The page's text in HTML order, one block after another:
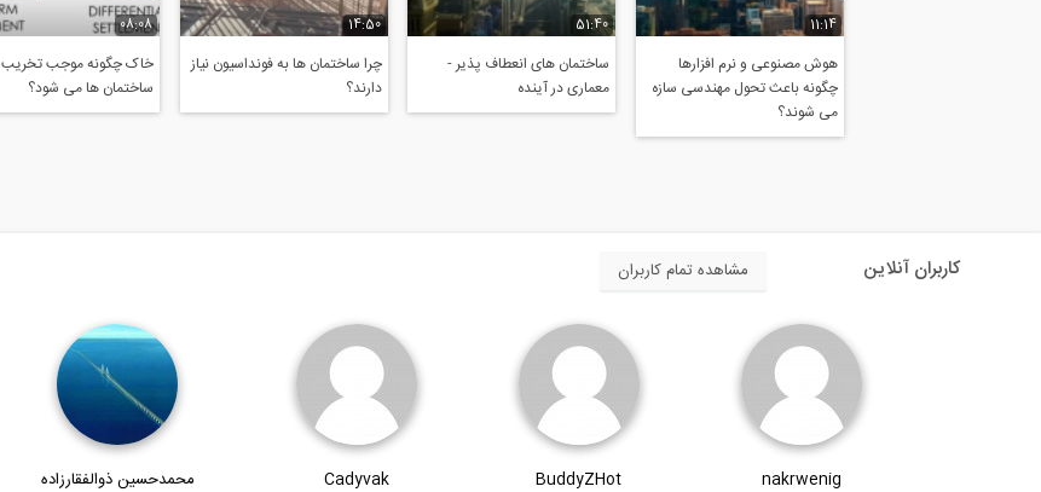
11:14
هوش مصنوعی و نرم افزارها
چگونه باعث تحول مهندسی سازه
می شوند؟
51:40
ساختمان های انعطاف پذیر -
معماری در آینده
14:50
چرا ساختمان ها به فونداسیون نیاز
دارند؟
08:08
خاک چگونه موجب تخریب
ساختمان ها می شود؟
کاربران آنلاین مشاهده تمام کاربران
nakrwenig
BuddyZHot
Cadyvak محمدحسین ذوالفقارزاده